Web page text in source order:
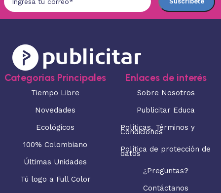
Categorias Principales
Tiempo Libre
Novedades
Ecológicos
100% Colombiano
Últimas Unidades
Tú logo a Full Color
Enlaces de interés
Sobre Nosotros
Publicitar Educa
Políticas, Términos y
Condiciones
Política de protección de
datos
¿Preguntas?
Contáctanos